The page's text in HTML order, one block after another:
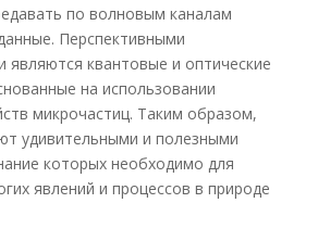
по волновым каналам
Перспективными
являются квантовые и оптические
на использовании
микрочастиц. Таким образом,
удивительными и полезными
которых необходимо для
явлений и процессов в природе